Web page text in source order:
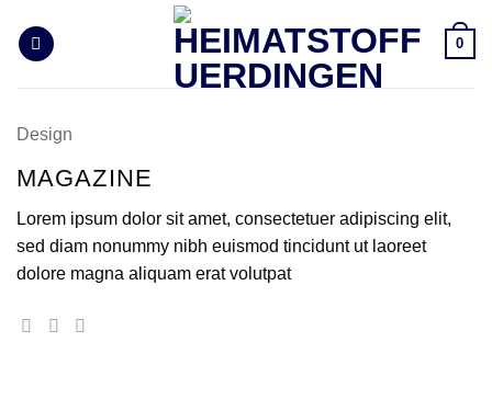
Inhalt
springen
0
Design
MAGAZINE
Lorem ipsum dolor sit amet, consectetuer adipiscing elit,
sed diam nonummy nibh euismod tincidunt ut laoreet
dolore magna aliquam erat volutpat